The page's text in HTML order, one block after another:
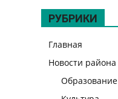
РУБРИКИ
Главная
Новости района
Образование